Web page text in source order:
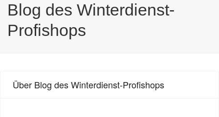
Blog des Winterdienst-
Profishops
Über Blog des Winterdienst-Profishops